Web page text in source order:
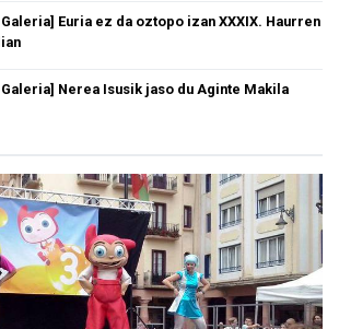
Euria ez da oztopo izan XXXIX. Haurren
Nerea Isusik jaso du Aginte Makila